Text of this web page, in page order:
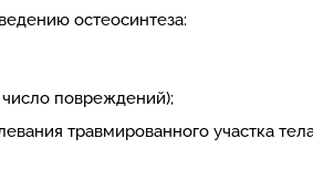
остеосинтеза:
повреждений);
травмированного участка